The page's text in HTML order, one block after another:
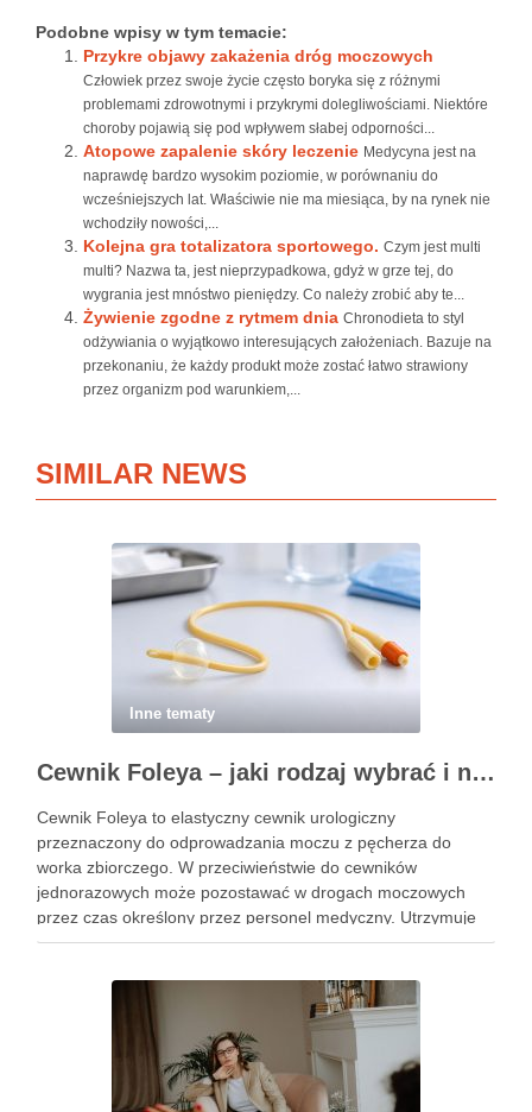
Podobne wpisy w tym temacie:
Przykre objawy zakażenia dróg moczowych
Człowiek przez swoje życie często boryka się z różnymi
problemami zdrowotnymi i przykrymi dolegliwościami. Niektóre
choroby pojawią się pod wpływem słabej odporności...
Atopowe zapalenie skóry leczenie Medycyna jest na
naprawdę bardzo wysokim poziomie, w porównaniu do
wcześniejszych lat. Właściwie nie ma miesiąca, by na rynek nie
wchodziły nowości,...
Kolejna gra totalizatora sportowego. Czym jest multi
multi? Nazwa ta, jest nieprzypadkowa, gdyż w grze tej, do
wygrania jest mnóstwo pieniędzy. Co należy zrobić aby te...
Żywienie zgodne z rytmem dnia Chronodieta to styl
odżywiania o wyjątkowo interesujących założeniach. Bazuje na
przekonaniu, że każdy produkt może zostać łatwo strawiony
przez organizm pod warunkiem,...
SIMILAR NEWS
Inne tematy
Cewnik Foleya – jaki rodzaj wybrać i na co zwrócić uwagę?
Cewnik Foleya to elastyczny cewnik urologiczny
przeznaczony do odprowadzania moczu z pęcherza do
worka zbiorczego. W przeciwieństwie do cewników
jednorazowych może pozostawać w drogach moczowych
przez czas określony przez personel medyczny. Utrzymuje
się na właściwym miejscu dzięki niewielkiemu balonowi, który